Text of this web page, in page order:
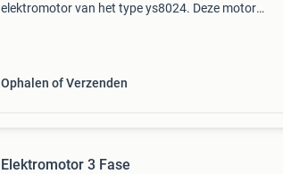
elektromotor van het type ys8024. Deze motor
Ophalen of Verzenden
Elektromotor 3 Fase